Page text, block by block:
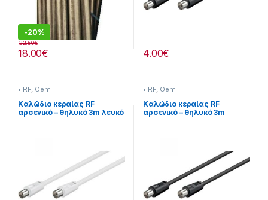
-20%
18.00€
22.50€
4.00€
• RF Oem
Καλώδιο κεραίας RF
αρσενικό – θηλυκό 3m λευκό
• RF Oem
Καλώδιο κεραίας RF
αρσενικό – θηλυκό 3m